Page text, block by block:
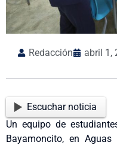
Redacción abril 1,
Escuchar noticia
Un equipo de
Bayamoncito, en